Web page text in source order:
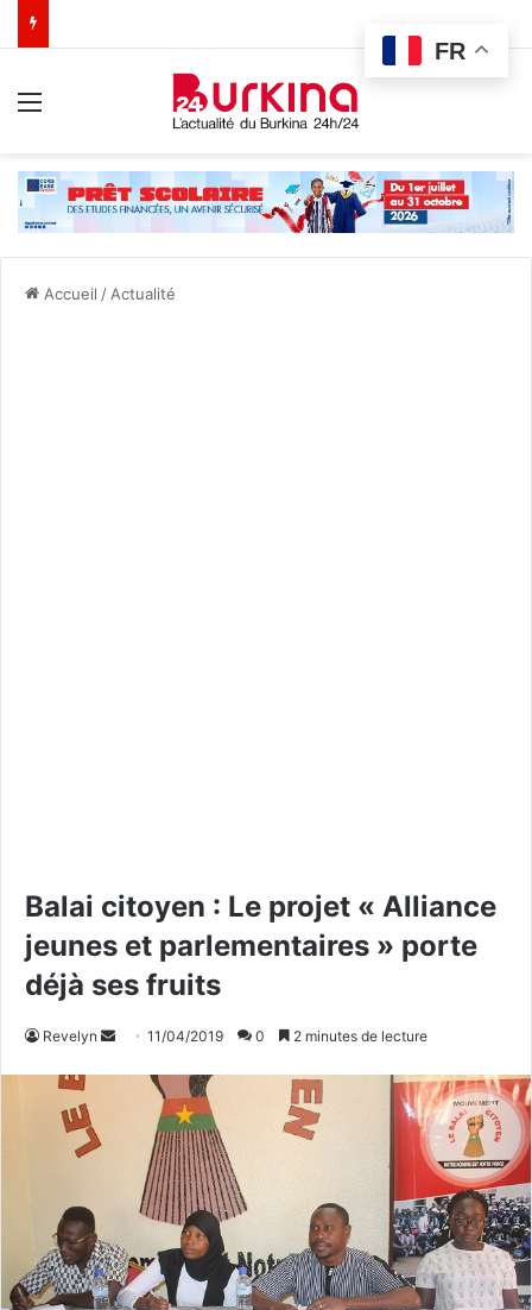
Accueil / Actualité
Balai citoyen : Le projet « Alliance
jeunes et parlementaires » porte
déjà ses fruits
Revelyn
n
c
11/04/2019 0 2 minutes de lecture
FR